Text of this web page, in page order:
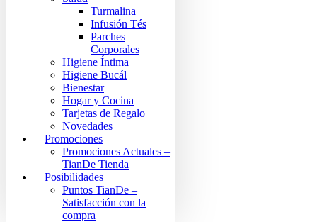
Turmalina
Infusión Tés
Parches
Corporales
Higiene Íntima
Higiene Bucál
Bienestar
Hogar y Cocina
Tarjetas de Regalo
Novedades
Promociones
Promociones Actuales –
TianDe Tienda
Posibilidades
Puntos TianDe –
Satisfacción con la
compra